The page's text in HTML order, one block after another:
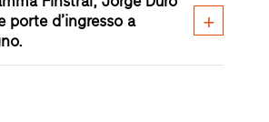
porte d’ingresso a